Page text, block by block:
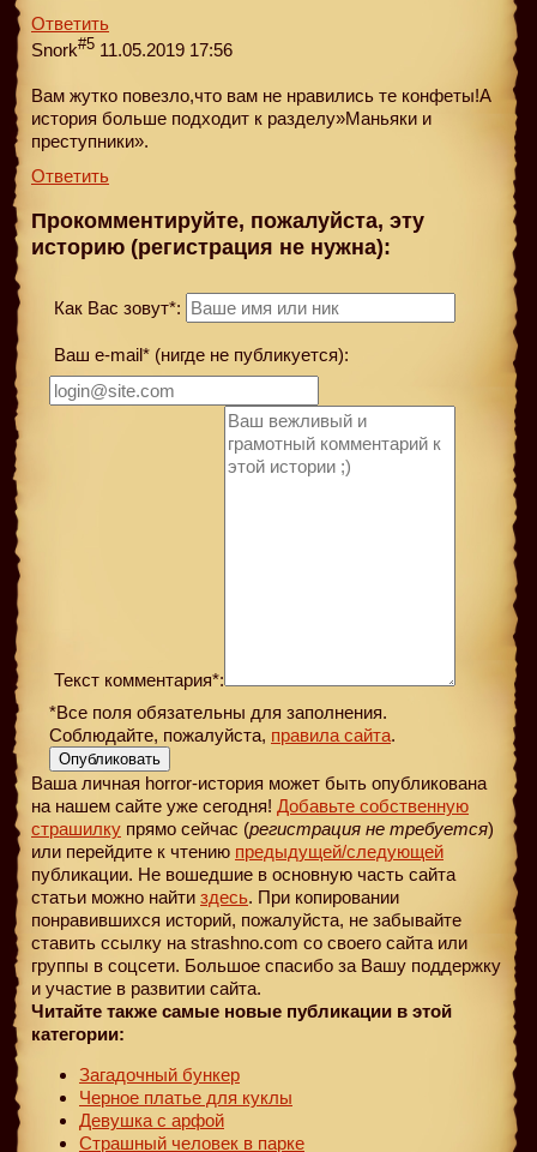
Ответить
Snork#5 11.05.2019 17:56
Вам жутко повезло,что вам не нравились те конфеты!А
история больше подходит к разделу»Маньяки и
преступники».
Ответить
Прокомментируйте, пожалуйста, эту
историю (регистрация не нужна):
Как Вас зовут*:
Ваш e-mail* (нигде не публикуется):
Текст комментария*:
*Все поля обязательны для заполнения.
Соблюдайте, пожалуйста, правила сайта.
Опубликовать
Ваша личная horror-история может быть опубликована
на нашем сайте уже сегодня! Добавьте собственную
страшилку прямо сейчас (регистрация не требуется)
или перейдите к чтению предыдущей/следующей
публикации. Не вошедшие в основную часть сайта
статьи можно найти здесь. При копировании
понравившихся историй, пожалуйста, не забывайте
ставить ссылку на strashno.com со своего сайта или
группы в соцсети. Большое спасибо за Вашу поддержку
и участие в развитии сайта.
Читайте также самые новые публикации в этой
категории:
Загадочный бункер
Черное платье для куклы
Девушка с арфой
Страшный человек в парке